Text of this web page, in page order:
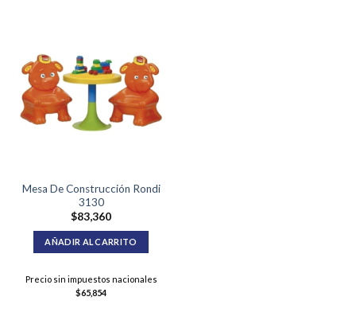
Mesa De Construcción Rondi
3130
$83,360
AÑADIR AL CARRITO
Precio sin impuestos nacionales
$65,854